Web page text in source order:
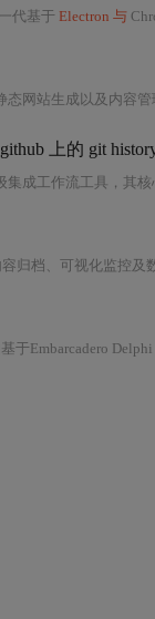
代基于 Electron 与
性技术环节。其核心逻辑在于：将人类可读性
上的 git
集成工作流工具，其
场景等完整视觉表现）在服务端或客户端环境中进行真实、一致、可复现的像素级渲染，并最终导出为PNG、JPEG、PDF等
（早期版本如Delphi 7或